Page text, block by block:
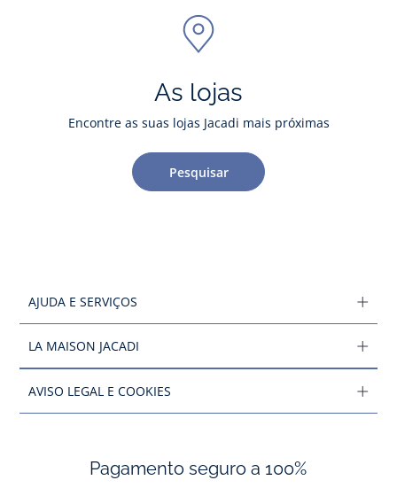
As lojas
Encontre as suas lojas Jacadi mais próximas
Pesquisar
AJUDA E SERVIÇOS
LA MAISON JACADI
AVISO LEGAL E COOKIES
Pagamento seguro a 100%